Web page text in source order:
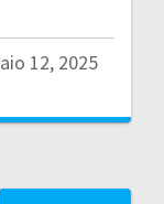
12, 2025